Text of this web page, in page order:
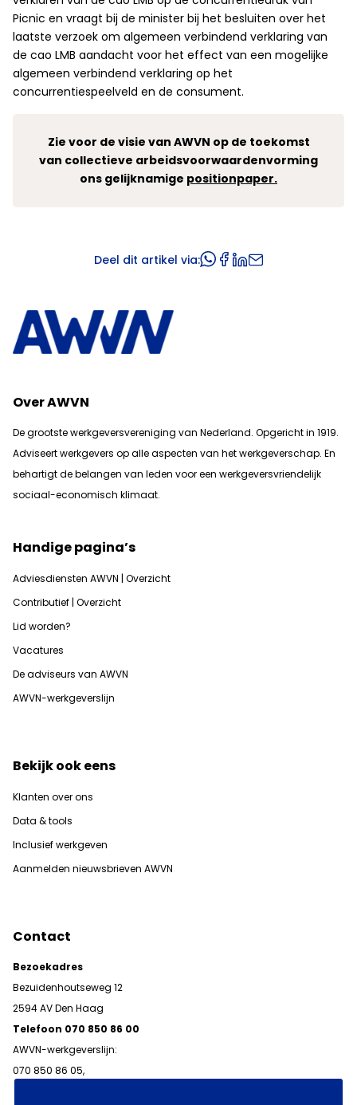
Picnic en vraagt bij de minister bij het besluiten over het
laatste verzoek om algemeen verbindend verklaring van
de cao LMB aandacht voor het effect van een mogelijke
algemeen verbindend verklaring op het
concurrentiespeelveld en de consument.
Zie voor de visie van AWVN op de toekomst
van collectieve arbeidsvoorwaardenvorming
ons gelijknamige positionpaper.
Deel dit artikel via:
Over AWVN
De grootste werkgeversvereniging van Nederland. Opgericht in 1919.
Adviseert werkgevers op alle aspecten van het werkgeverschap. En
behartigt de belangen van leden voor een werkgeversvriendelijk
sociaal-economisch klimaat.
Handige pagina’s
Adviesdiensten AWVN | Overzicht
Contributief | Overzicht
Lid worden?
Vacatures
De adviseurs van AWVN
AWVN-werkgeverslijn
Bekijk ook eens
Klanten over ons
Data & tools
Inclusief werkgeven
Aanmelden nieuwsbrieven AWVN
Contact
Bezoekadres
Bezuidenhoutseweg 12
2594 AV Den Haag
Telefoon 070 850 86 00
AWVN-werkgeverslijn:
070 850 86 05,